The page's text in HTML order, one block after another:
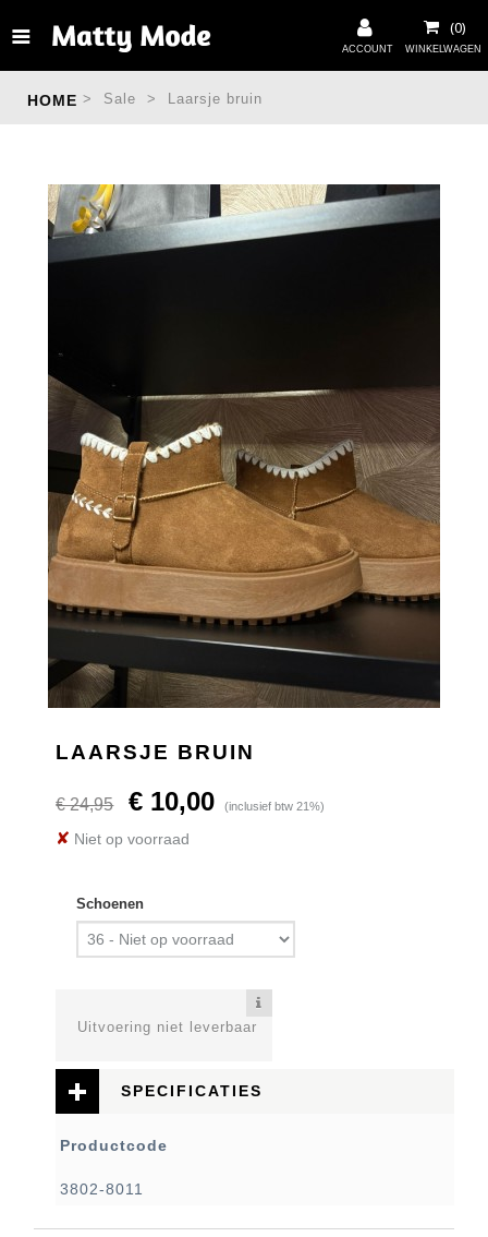
HOME > Sale > Laarsje bruin
LAARSJE BRUIN
€ 24,95 € 10,00 (inclusief btw 21%)
✘ Niet op voorraad
Schoenen
Uitvoering niet leverbaar
SPECIFICATIES
Productcode
3802-8011